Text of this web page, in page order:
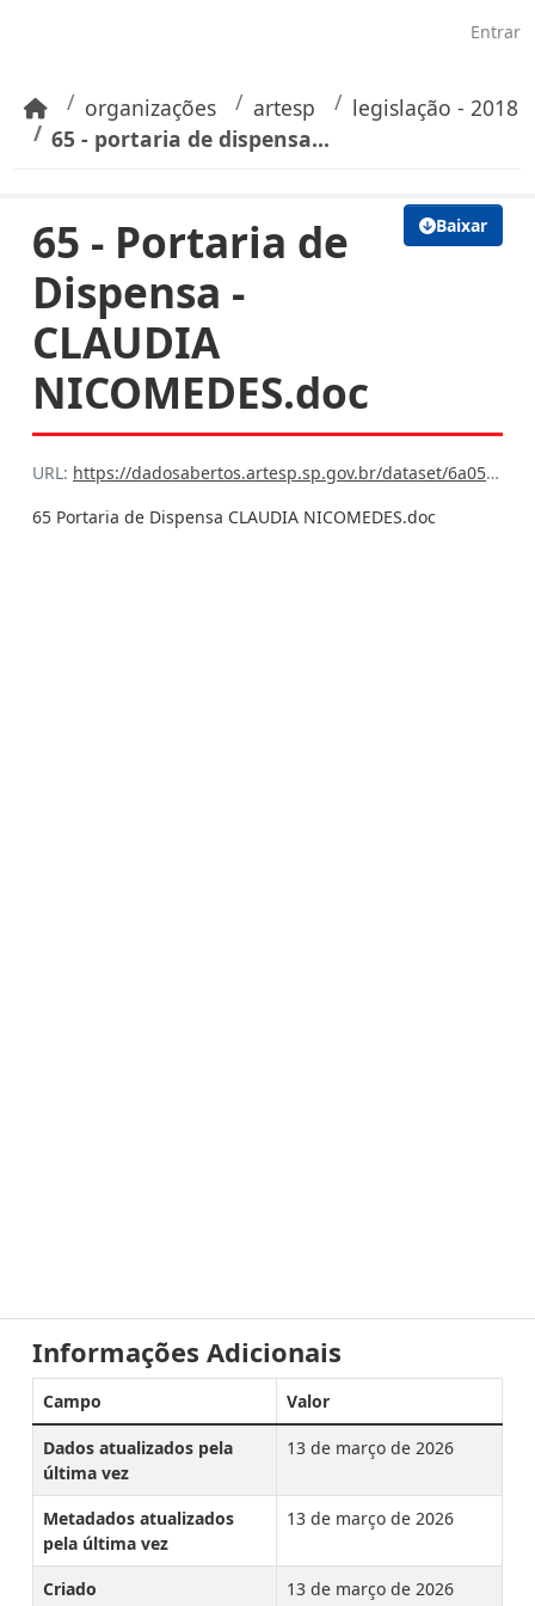
Entrar
organizações artesp
legislação - 2018
65 - portaria de dispensa...
Baixar
65 - Portaria de
Dispensa -
CLAUDIA
NICOMEDES.doc
URL: https://dadosabertos.artesp.sp.gov.br/dataset/6a059e99-75d0-42bc-ba16-7608cfb7f6bb/resource/51395204-bbce-4f1d-9b93-038e7ed79730/download/65-portaria-de-dispensa-claudia-nicomedes.doc
65 Portaria de Dispensa CLAUDIA NICOMEDES.doc
Informações Adicionais
Campo Valor
Dados atualizados pela
última vez
13 de março de 2026
Metadados atualizados
pela última vez
13 de março de 2026
Criado
13 de março de 2026